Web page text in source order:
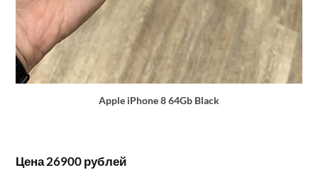
Apple iPhone 8 64Gb Black
Цена 26900 рублей